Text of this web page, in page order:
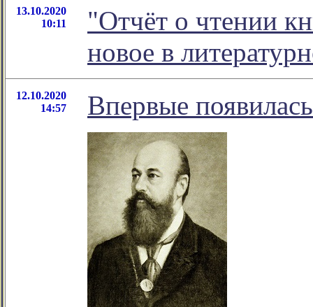
13.10.2020
10:11
"Отчёт о чтении
новое в
12.10.2020
14:57
Впервые